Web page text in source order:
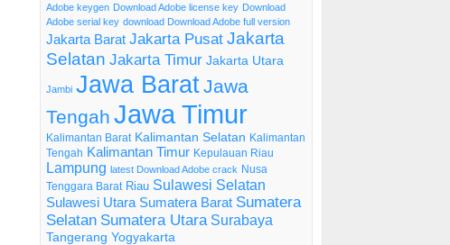
Adobe keygen Download Adobe license key Download
Adobe serial key download Download Adobe full version
Jakarta Barat Jakarta Pusat Jakarta
Selatan Jakarta Timur Jakarta Utara
Jambi Jawa BaratJawa
Tengah Jawa Timur
Kalimantan Barat Kalimantan Selatan Kalimantan
Tengah Kalimantan Timur Kepulauan Riau
Lampung latest Download Adobe crack Nusa
Tenggara Barat Riau Sulawesi Selatan
Sulawesi Utara Sumatera Barat Sumatera
Selatan Sumatera Utara Surabaya
Tangerang Yogyakarta